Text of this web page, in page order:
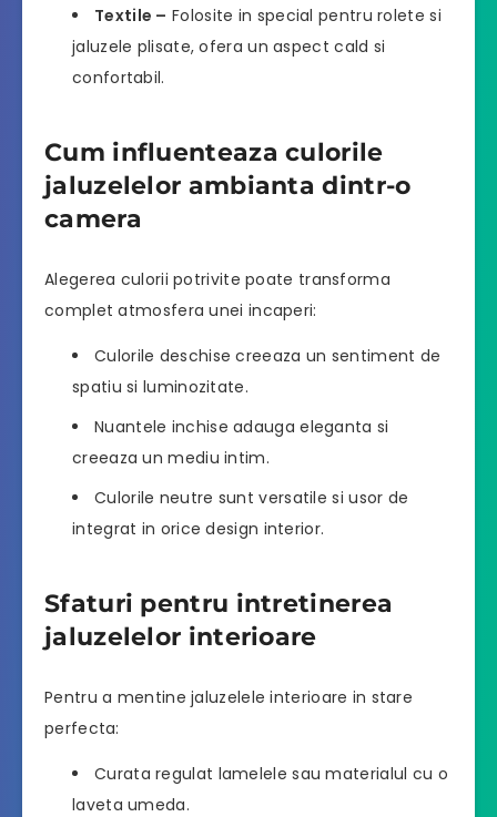
Textile – Folosite in special pentru rolete si
jaluzele plisate, ofera un aspect cald si
confortabil.
Cum influenteaza culorile
jaluzelelor ambianta dintr-o
camera
Alegerea culorii potrivite poate transforma
complet atmosfera unei incaperi:
Culorile deschise creeaza un sentiment de
spatiu si luminozitate.
Nuantele inchise adauga eleganta si
creeaza un mediu intim.
Culorile neutre sunt versatile si usor de
integrat in orice design interior.
Sfaturi pentru intretinerea
jaluzelelor interioare
Pentru a mentine jaluzelele interioare in stare
perfecta:
Curata regulat lamelele sau materialul cu o
laveta umeda.